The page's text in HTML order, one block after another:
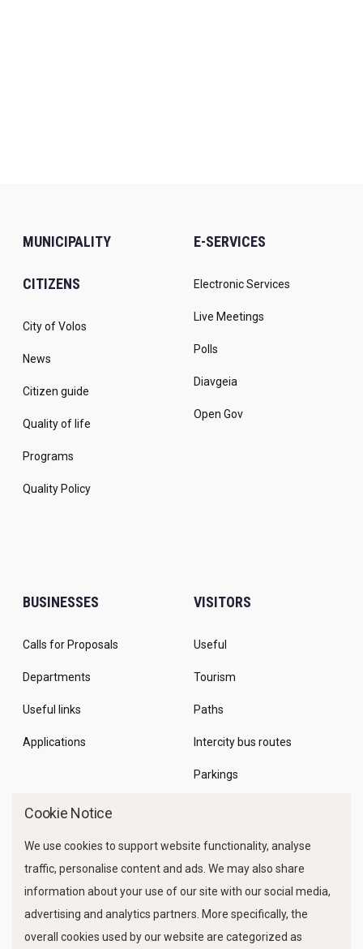
MUNICIPALITY
CITIZENS
City of Volos
News
Citizen guide
Quality of life
Programs
Quality Policy
E-SERVICES
Electronic Services
Live Meetings
Polls
Diavgeia
Open Gov
BUSINESSES
Calls for Proposals
Departments
Useful links
Applications
VISITORS
Useful
Tourism
Paths
Intercity bus routes
Parkings
Cookie Notice
We use cookies to support website functionality, analyse
traffic, personalise content and ads. We may also share
information about your use of our site with our social media,
advertising and analytics partners. More specifically, the
overall cookies used by our website are categorized as